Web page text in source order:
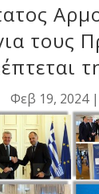
τους
Φεβ 19, 2024|